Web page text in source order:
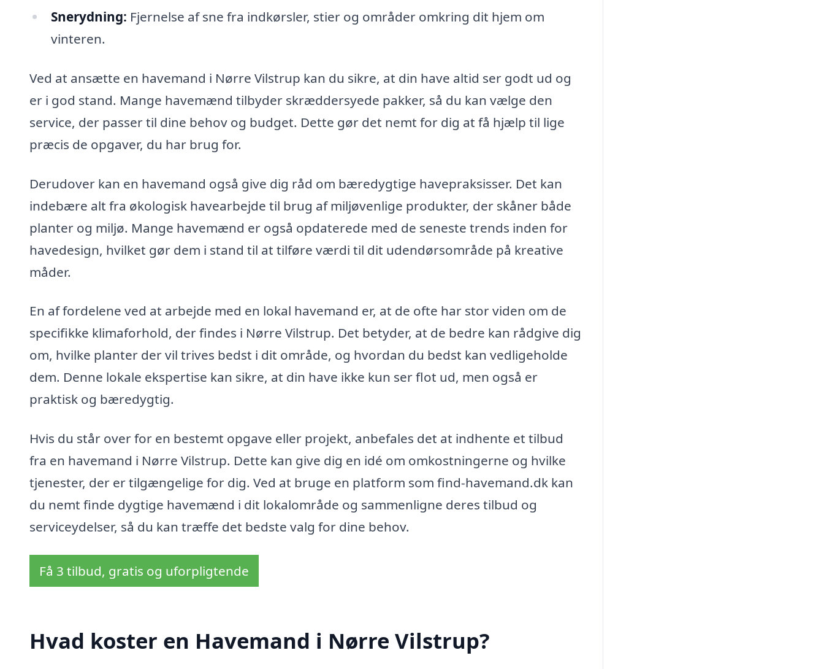
Snerydning: Fjernelse af sne fra indkørsler, stier og områder omkring dit hjem om
vinteren.
Ved at ansætte en havemand i Nørre Vilstrup kan du sikre, at din have altid ser godt ud og
er i god stand. Mange havemænd tilbyder skræddersyede pakker, så du kan vælge den
service, der passer til dine behov og budget. Dette gør det nemt for dig at få hjælp til lige
præcis de opgaver, du har brug for.
Derudover kan en havemand også give dig råd om bæredygtige havepraksisser. Det kan
indebære alt fra økologisk havearbejde til brug af miljøvenlige produkter, der skåner både
planter og miljø. Mange havemænd er også opdaterede med de seneste trends inden for
havedesign, hvilket gør dem i stand til at tilføre værdi til dit udendørsområde på kreative
måder.
En af fordelene ved at arbejde med en lokal havemand er, at de ofte har stor viden om de
specifikke klimaforhold, der findes i Nørre Vilstrup. Det betyder, at de bedre kan rådgive dig
om, hvilke planter der vil trives bedst i dit område, og hvordan du bedst kan vedligeholde
dem. Denne lokale ekspertise kan sikre, at din have ikke kun ser flot ud, men også er
praktisk og bæredygtig.
Hvis du står over for en bestemt opgave eller projekt, anbefales det at indhente et tilbud
fra en havemand i Nørre Vilstrup. Dette kan give dig en idé om omkostningerne og hvilke
tjenester, der er tilgængelige for dig. Ved at bruge en platform som find-havemand.dk kan
du nemt finde dygtige havemænd i dit lokalområde og sammenligne deres tilbud og
serviceydelser, så du kan træffe det bedste valg for dine behov.
Få 3 tilbud, gratis og uforpligtende
Hvad koster en Havemand i Nørre Vilstrup?